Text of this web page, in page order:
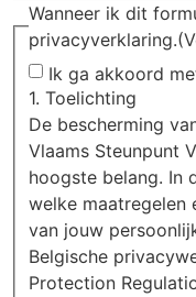
Wanneer ik dit
privacyverklaring.
Ik ga akkoord
1. Toelichting
De bescherming
Vlaams Steunpunt
hoogste belang. In
welke maatregelen
van jouw
Belgische
Protection